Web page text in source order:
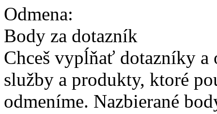
Odmena:
Body za dotazník
Chceš vypĺňať dotazníky
služby a produkty, ktoré
odmeníme. Nazbierané